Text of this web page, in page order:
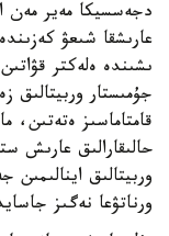
عارىشقا شىعۋ
ىشىندە ەلەكتر
جۇمىستار وربيتالىق
قامتاماسىز ەتەتىن،
حالىقارالىق عارىش
وربيتالىق اينالىمىن
ورناتۋعا نەگىز